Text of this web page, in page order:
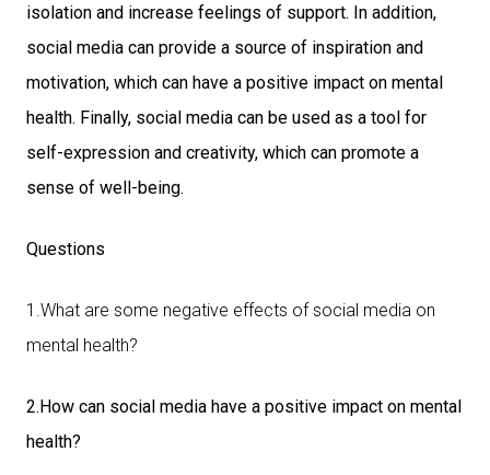
isolation and increase feelings of support. In addition,
social media can provide a source of inspiration and
motivation, which can have a positive impact on mental
health. Finally, social media can be used as a tool for
self-expression and creativity, which can promote a
sense of well-being.
Questions
1.What are some negative effects of social media on
mental health?
2.How can social media have a positive impact on mental
health?